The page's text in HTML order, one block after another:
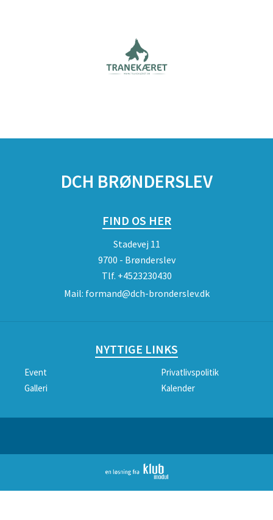
DCH BRØNDERSLEV
FIND OS HER
Stadevej 11
9700 - Brønderslev
Tlf. +4523230430
Mail: formand@dch-bronderslev.dk
NYTTIGE LINKS
Event
Privatlivspolitik
Galleri
Kalender